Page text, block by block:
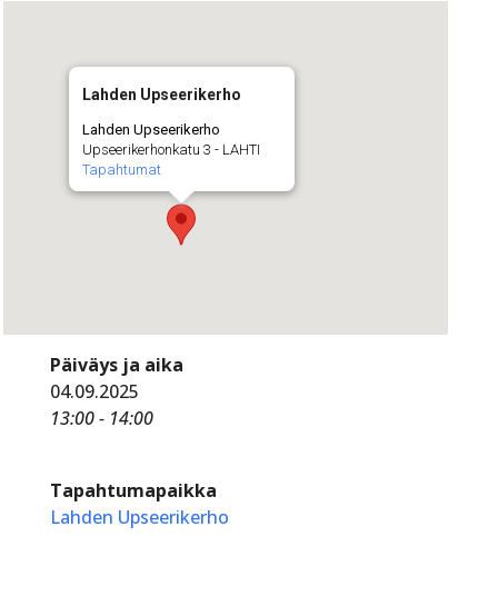
Lahden Upseerikerho
Lahden Upseerikerho
Upseerikerhonkatu 3 - LAHTI
Tapahtumat
Päiväys ja aika
04.09.2025
13:00 - 14:00
Tapahtumapaikka
Lahden Upseerikerho